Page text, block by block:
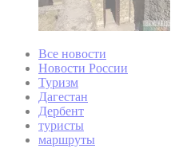
Все новости
Новости России
Туризм
Дагестан
Дербент
туристы
маршруты